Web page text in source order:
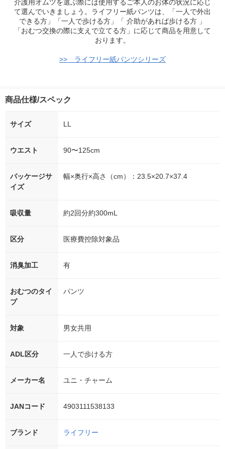
介護用オムツを選ぶ際には使用するご本人のお体の状況に応じ
て選んでいきましょう。ライフリー紙パンツは、「一人で外出
できる方」「一人で歩ける方」「 介助があれば歩ける方 」
「おむつ交換の際に支えで立てる方」に応じて商品を用意して
おります。
>> ライフリー紙パンツシリーズ
商品仕様/スペック
サイズ LL
ウエスト 90〜125cm
パッケージサ
イズ
幅×奥行×高さ（cm）：23.5×20.7×37.4
吸収量 約2回分約300mL
区分 医療費控除対象品
消臭加工 有
おむつのタイ
プ
パンツ
対象 男女共用
ADL区分 一人で歩ける方
メーカー名 ユニ・チャーム
JANコード 4903111538133
ブランド ライフリー